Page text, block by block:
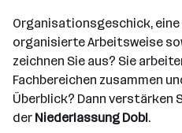
e
r
l
l
e
n
t
g
e
b
e
r
r
b
e
i
t
e
a
n
d
o
r
t
Organisationsgeschick,
organisierte Arbeitsweise
zeichnen Sie aus? Sie
Fachbereichen zusammen
Überblick? Dann verstärken
der Niederlassung Dobl.